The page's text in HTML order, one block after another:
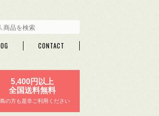
CONTACT
5,400円以上
全国送料無料
の方も是非ご利用ください